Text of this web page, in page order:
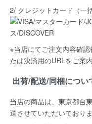
2/ クレジットカード（一
※当店にてご注文内容確
たは決済用のURLをご案
出荷/配送/同梱につい
当店の商品は、 東京都台
送させていただいており